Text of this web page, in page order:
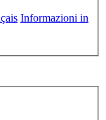
Informazioni in